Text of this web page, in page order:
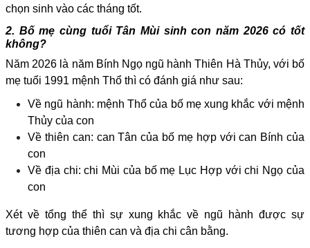
chọn sinh vào các tháng tốt.
2. Bố mẹ cùng tuổi Tân Mùi sinh con năm 2026 có tốt
không?
Năm 2026 là năm Bính Ngọ ngũ hành Thiên Hà Thủy, với bố
mẹ tuổi 1991 mệnh Thổ thì có đánh giá như sau:
Về ngũ hành: mệnh Thổ của bố mẹ xung khắc với mệnh
Thủy của con
Về thiên can: can Tân của bố mẹ hợp với can Bính của
con
Về địa chi: chi Mùi của bố mẹ Lục Hợp với chi Ngọ của
con
Xét về tổng thể thì sự xung khắc về ngũ hành được sự
tương hợp của thiên can và địa chi cân bằng.